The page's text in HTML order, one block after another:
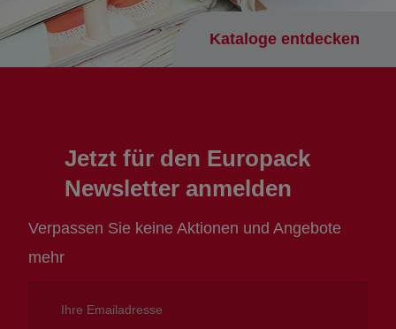
Kataloge entdecken
Jetzt für den Europack
Newsletter anmelden
Verpassen Sie keine Aktionen und Angebote
mehr
Emailadresse